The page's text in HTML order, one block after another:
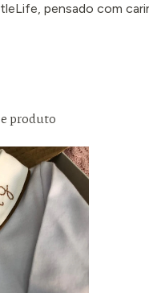
pensado com
produto